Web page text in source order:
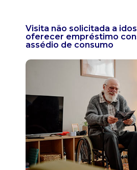
Visita não solicitada a
oferecer empréstimo
assédio de consumo